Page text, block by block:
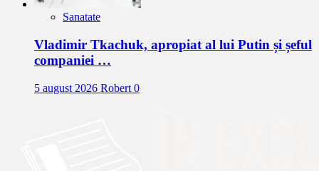
Sanatate
Vladimir Tkachuk, apropiat al lui Putin și șeful
companiei …
5 august 2026 Robert 0